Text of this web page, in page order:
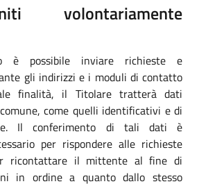
volontariamente
è possibile inviare richieste e
gli indirizzi e i moduli di contatto
finalità, il Titolare tratterà dati
come quelli identificativi e di
Il conferimento di tali dati è
per rispondere alle richieste
ricontattare il mittente al fine di
in ordine a quanto dallo stesso